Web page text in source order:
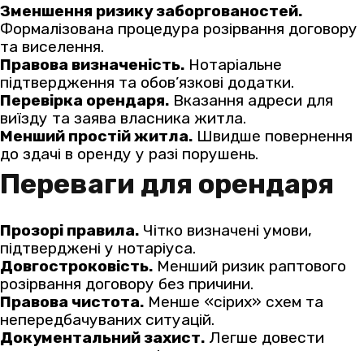
Зменшення ризику заборгованостей.
Формалізована процедура розірвання договору
та виселення.
Правова визначеність. Нотаріальне
підтвердження та обов’язкові додатки.
Перевірка орендаря. Вказання адреси для
виїзду та заява власника житла.
Менший простій житла. Швидше повернення
до здачі в оренду у разі порушень.
Переваги для орендаря
Прозорі правила. Чітко визначені умови,
підтверджені у нотаріуса.
Довгостроковість. Менший ризик раптового
розірвання договору без причини.
Правова чистота. Менше «сірих» схем та
непередбачуваних ситуацій.
Документальний захист. Легше довести